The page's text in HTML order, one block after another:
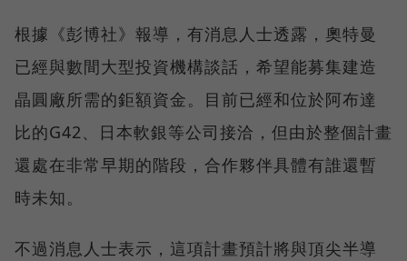
根據《彭博社》報導，有消息人士透露，奧特曼
已經與數間大型投資機構談話，希望能募集建造
晶圓廠所需的鉅額資金。目前已經和位於阿布達
比的G42、日本軟銀等公司接洽，但由於整個計畫
還處在非常早期的階段，合作夥伴具體有誰還暫
時未知。
不過消息人士表示，這項計畫預計將與頂尖半導